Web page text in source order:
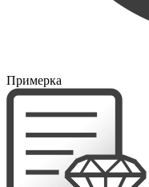
Примерка